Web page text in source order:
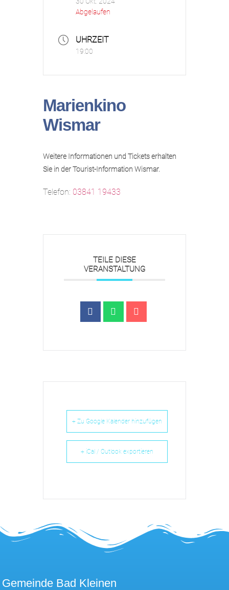
Abgelaufen
UHRZEIT
19:00
Marienkino
Wismar
Weitere Informationen und Tickets erhalten
Sie in der Tourist-Information Wismar.
Telefon: 03841 19433
TEILE DIESE
VERANSTALTUNG
+ Zu Google Kalender hinzufügen
+ iCal / Outlook exportieren
Gemeinde Bad Kleinen